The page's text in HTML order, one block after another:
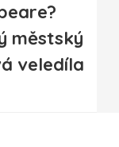
městský
veledíla